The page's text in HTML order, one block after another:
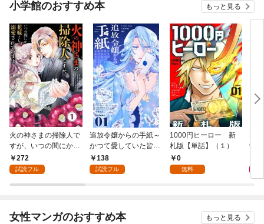
小学館のおすすめ本 もっと見る
火の神さまの掃除人で
すが、いつの間にか花
嫁として溺愛されてい
ます【単話】（１）
272
試読フル
追放令嬢からの手紙～
かつて愛していた皆さ
まへ 私のことなどお忘
れですか？～【単話】
138
試読フル
1000円ヒーロー 新
札版【単話】（１）
0
無料
9.5
女性マンガのおすすめ本 もっと見る